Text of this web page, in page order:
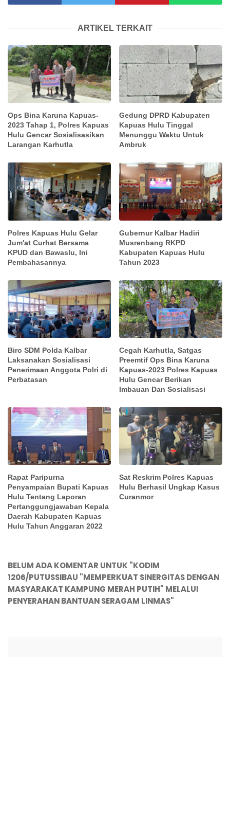
ARTIKEL TERKAIT
Ops Bina Karuna Kapuas-
2023 Tahap 1, Polres Kapuas
Hulu Gencar Sosialisasikan
Larangan Karhutla
Gedung DPRD Kabupaten
Kapuas Hulu Tinggal
Menunggu Waktu Untuk
Ambruk
Polres Kapuas Hulu Gelar
Jum'at Curhat Bersama
KPUD dan Bawaslu, Ini
Pembahasannya
Gubernur Kalbar Hadiri
Musrenbang RKPD
Kabupaten Kapuas Hulu
Tahun 2023
Biro SDM Polda Kalbar
Laksanakan Sosialisasi
Penerimaan Anggota Polri di
Perbatasan
Cegah Karhutla, Satgas
Preemtif Ops Bina Karuna
Kapuas-2023 Polres Kapuas
Hulu Gencar Berikan
Imbauan Dan Sosialisasi
Rapat Paripurna
Penyampaian Bupati Kapuas
Hulu Tentang Laporan
Pertanggungjawaban Kepala
Daerah Kabupaten Kapuas
Hulu Tahun Anggaran 2022
Sat Reskrim Polres Kapuas
Hulu Berhasil Ungkap Kasus
Curanmor
BELUM ADA KOMENTAR UNTUK "KODIM
1206/PUTUSSIBAU "MEMPERKUAT SINERGITAS DENGAN
MASYARAKAT KAMPUNG MERAH PUTIH" MELALUI
PENYERAHAN BANTUAN SERAGAM LINMAS"